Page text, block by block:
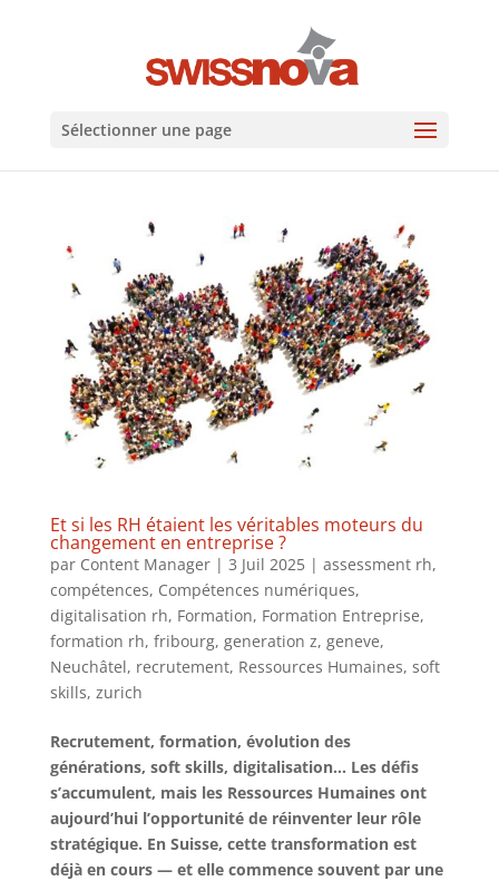
Sélectionner une page
Et si les RH étaient les véritables moteurs du
changement en entreprise ?
par Content Manager| 3 Juil 2025| assessment rh,
compétences, Compétences numériques,
digitalisation rh, Formation, Formation Entreprise,
formation rh, fribourg, generation z, geneve,
Neuchâtel, recrutement, Ressources Humaines, soft
skills, zurich
Recrutement, formation, évolution des
générations, soft skills, digitalisation… Les défis
s’accumulent, mais les Ressources Humaines ont
aujourd’hui l’opportunité de réinventer leur rôle
stratégique. En Suisse, cette transformation est
déjà en cours — et elle commence souvent par une